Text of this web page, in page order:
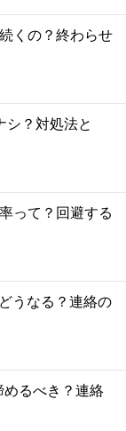
くの？終わらせ
シ？対処法と
って？回避する
うなる？連絡の
るべき？連絡